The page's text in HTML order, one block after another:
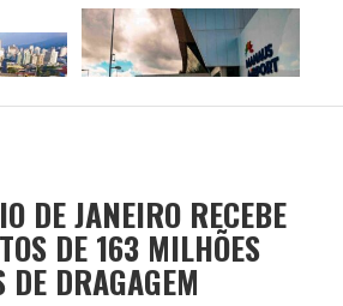
DE JANEIRO RECEBE
DE 163 MILHÕES
DRAGAGEM